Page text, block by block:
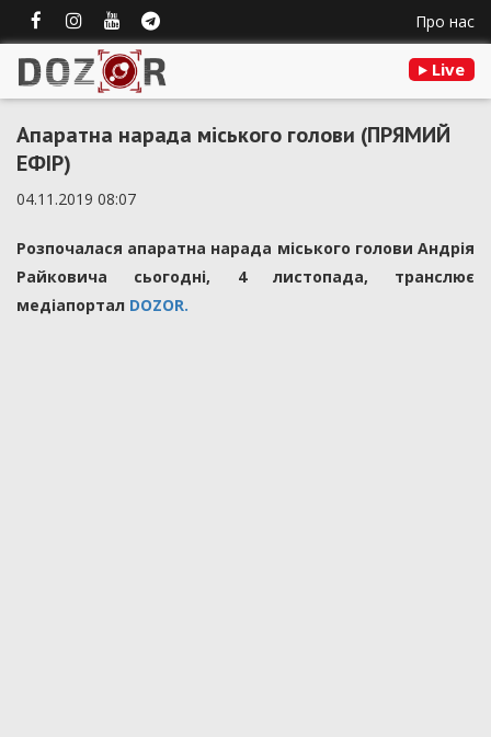
Про нас
Live
Апаратна нарада міського голови (ПРЯМИЙ
ЕФІР)
04.11.2019 08:07
Розпочалася апаратна нарада міського голови Андрія
Райковича сьогодні, 4 листопада, транслює
медіапортал DOZOR.